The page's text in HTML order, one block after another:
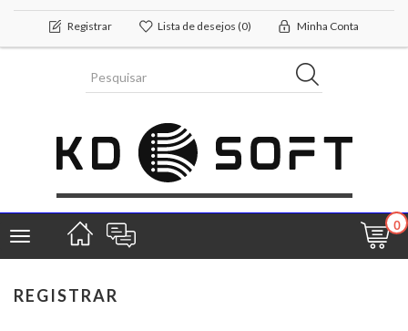
Registrar Lista de desejos (0) Minha Conta
Toggle
navigation
0
REGISTRAR